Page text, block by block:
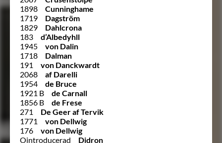
1898
Cunninghame
1719
Dagström
1829
Dahlcrona
183
d’Albedyhll
1945
von Dalin
1718
Dalman
191
von Danckwardt
2068
af Darelli
1954
de Bruce
1921 B
de Carnall
1856 B
de Frese
271
De Geer af Tervik
1771
von Dellwig
176
von Dellwig
Ointroducerad
Didron